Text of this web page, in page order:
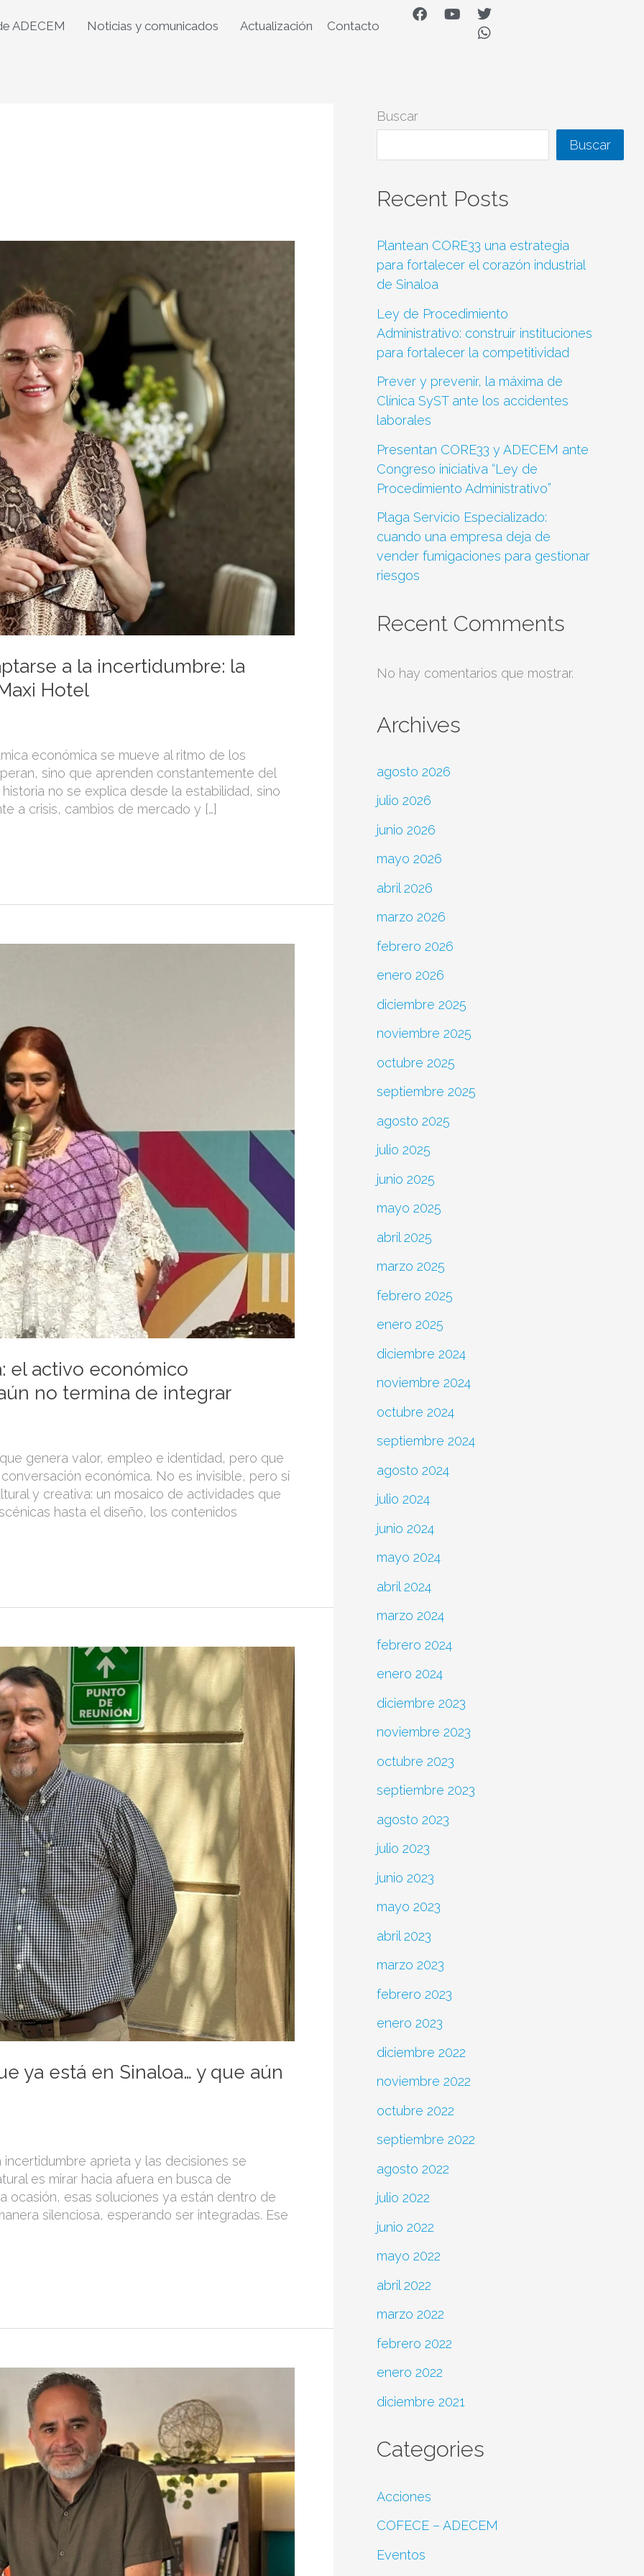
ADECEM Noticias y comunicados Actualización Contacto
F
Y
T
w
i
W
h
a
a la incertidumbre: la
Hotel
económica se mueve al ritmo de los
sino que aprenden constantemente del
no se explica desde la estabilidad, sino
a crisis, cambios de mercado y […]
el activo económico
no termina de integrar
genera valor, empleo e identidad, pero que
económica. No es invisible, pero sí
y creativa: un mosaico de actividades que
hasta el diseño, los contenidos
ya está en Sinaloa… y que aún
aprieta y las decisiones se
es mirar hacia afuera en busca de
ocasión, esas soluciones ya están dentro de
silenciosa, esperando ser integradas. Ese
Buscar
Buscar
Recent Posts
Plantean CORE33 una estrategia
para fortalecer el corazón industrial
de Sinaloa
Ley de Procedimiento
Administrativo: construir instituciones
para fortalecer la competitividad
Prever y prevenir, la máxima de
Clínica SyST ante los accidentes
laborales
Presentan CORE33 y ADECEM ante
Congreso iniciativa “Ley de
Procedimiento Administrativo”
Plaga Servicio Especializado:
cuando una empresa deja de
vender fumigaciones para gestionar
riesgos
Recent Comments
No hay comentarios que mostrar.
Archives
agosto 2026
julio 2026
junio 2026
mayo 2026
abril 2026
marzo 2026
febrero 2026
enero 2026
diciembre 2025
noviembre 2025
octubre 2025
septiembre 2025
agosto 2025
julio 2025
junio 2025
mayo 2025
abril 2025
marzo 2025
febrero 2025
enero 2025
diciembre 2024
noviembre 2024
octubre 2024
septiembre 2024
agosto 2024
julio 2024
junio 2024
mayo 2024
abril 2024
marzo 2024
febrero 2024
enero 2024
diciembre 2023
noviembre 2023
octubre 2023
septiembre 2023
agosto 2023
julio 2023
junio 2023
mayo 2023
abril 2023
marzo 2023
febrero 2023
enero 2023
diciembre 2022
noviembre 2022
octubre 2022
septiembre 2022
agosto 2022
julio 2022
junio 2022
mayo 2022
abril 2022
marzo 2022
febrero 2022
enero 2022
diciembre 2021
Categories
Acciones
COFECE – ADECEM
Eventos